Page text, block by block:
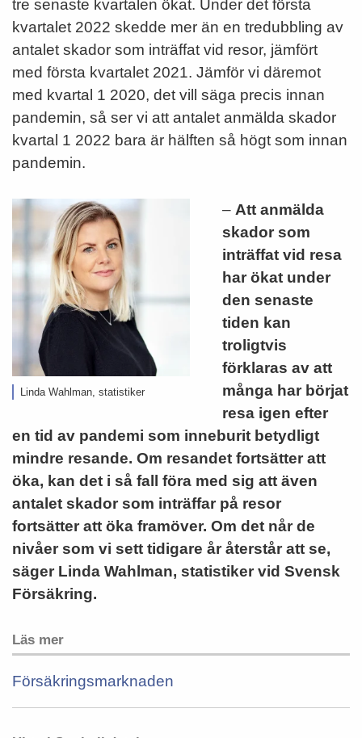
tre senaste kvartalen ökat. Under det första
kvartalet 2022 skedde mer än en tredubbling av
antalet skador som inträffat vid resor, jämfört
med första kvartalet 2021. Jämför vi däremot
med kvartal 1 2020, det vill säga precis innan
pandemin, så ser vi att antalet anmälda skador
kvartal 1 2022 bara är hälften så högt som innan
pandemin.
Linda Wahlman, statistiker
– Att anmälda
skador som
inträffat vid resa
har ökat under
den senaste
tiden kan
troligtvis
förklaras av att
många har börjat
resa igen efter
en tid av pandemi som inneburit betydligt
mindre resande. Om resandet fortsätter att
öka, kan det i så fall föra med sig att även
antalet skador som inträffar på resor
fortsätter att öka framöver. Om det når de
nivåer som vi sett tidigare år återstår att se,
säger Linda Wahlman, statistiker vid Svensk
Försäkring.
Läs mer
Försäkringsmarknaden